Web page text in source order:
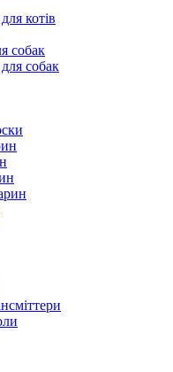
котів
собак
собак